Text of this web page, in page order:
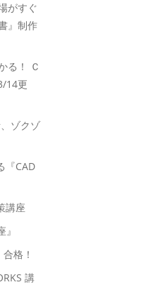
がすぐ
』制作
る！ Ｃ
14更
ゾクゾ
『CAD
講座
格！
講